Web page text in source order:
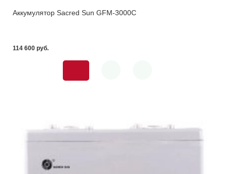
Аккумулятор Sacred Sun GFM-3000C
114 600 pуб.